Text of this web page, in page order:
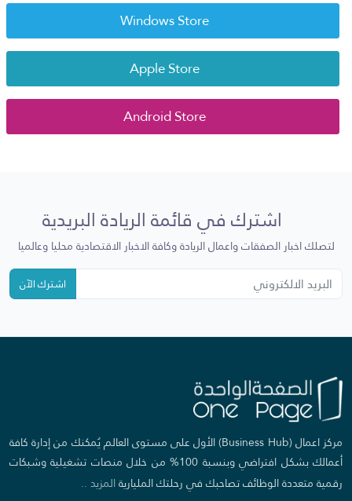
Windows Store
Apple Store
Android Store
اشترك في قائمة الريادة البريدية
لتصلك اخبار الصفقات واعمال الريادة وكافة الاخبار الاقتصادية محليا وعالميا
اشترك الآن
مركز اعمال (Business Hub) الأول على مستوى العالم يُمكنك من إدارة كافة
أعمالك بشكل افتراضي وبنسبة 100% من خلال منصات تشغيلية وشبكات
رقمية متعددة الوظائف تصاحبك في رحلتك الملياريةالمزيد ..